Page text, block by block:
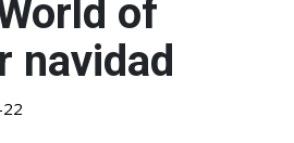
of
navidad